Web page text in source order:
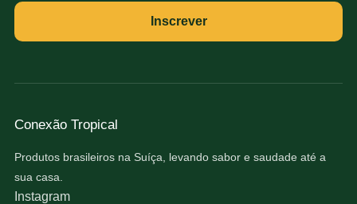
Inscrever
Conexão Tropical
Produtos brasileiros na Suíça, levando sabor e saudade até a
sua casa.
Instagram